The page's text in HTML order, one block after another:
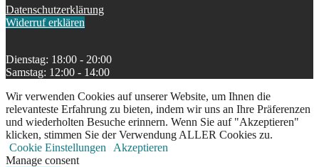
Datenschutzerklärung
Widerruf erklären
Dienstag: 18:00 - 20:00
Samstag: 12:00 - 14:00
Wir verwenden Cookies auf unserer Website, um Ihnen die
relevanteste Erfahrung zu bieten, indem wir uns an Ihre Präferenzen
und wiederholten Besuche erinnern. Wenn Sie auf "Akzeptieren"
klicken, stimmen Sie der Verwendung ALLER Cookies zu.
Cookie Einstellungen
Akzeptieren
Manage consent